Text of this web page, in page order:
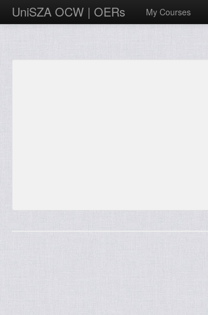
UniSZA OCW | OERs My Courses